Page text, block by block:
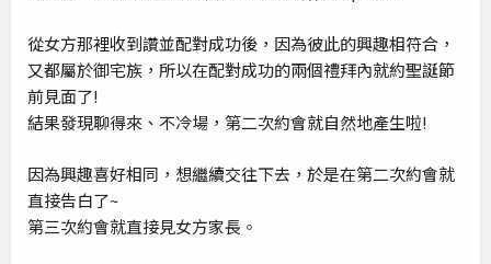
從女方那裡收到讚並配對成功後，因為彼此的興趣相符合，
又都屬於御宅族，所以在配對成功的兩個禮拜內就約聖誕節
前見面了!
結果發現聊得來、不冷場，第二次約會就自然地產生啦!
因為興趣喜好相同，想繼續交往下去，於是在第二次約會就
直接告白了~
第三次約會就直接見女方家長。